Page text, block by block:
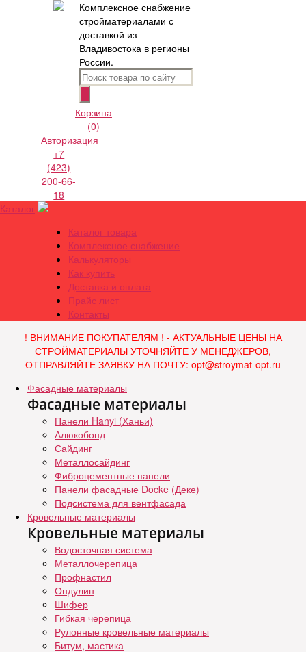
Комплексное снабжение
стройматериалами с
доставкой из
Владивостока в регионы
России.
Корзина
(0)
Авторизация
+7
(423)
200-66-
18
Каталог
Каталог товара
Комплексное снабжение
Калькуляторы
Как купить
Доставка и оплата
Прайс лист
Контакты
! ВНИМАНИЕ ПОКУПАТЕЛЯМ ! - АКТУАЛЬНЫЕ ЦЕНЫ НА
СТРОЙМАТЕРИАЛЫ УТОЧНЯЙТЕ У МЕНЕДЖЕРОВ,
ОТПРАВЛЯЙТЕ ЗАЯВКУ НА ПОЧТУ: opt@stroymat-opt.ru
Фасадные материалы
Фасадные материалы
Панели Hanyi (Ханьи)
Алюкобонд
Сайдинг
Металлосайдинг
Фиброцементные панели
Панели фасадные Docke (Деке)
Подсистема для вентфасада
Кровельные материалы
Кровельные материалы
Водосточная система
Металлочерепица
Профнастил
Ондулин
Шифер
Гибкая черепица
Рулонные кровельные материалы
Битум, мастика